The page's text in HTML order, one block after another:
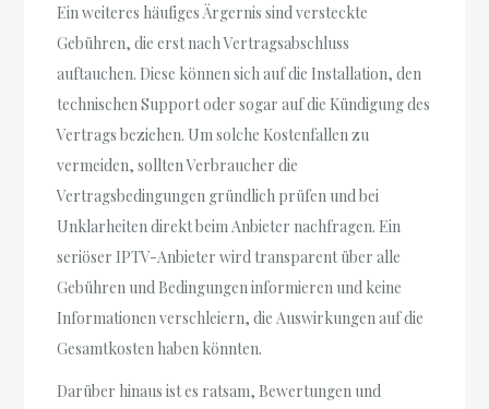
Ein weiteres häufiges Ärgernis sind versteckte
Gebühren, die erst nach Vertragsabschluss
auftauchen. Diese können sich auf die Installation, den
technischen Support oder sogar auf die Kündigung des
Vertrags beziehen. Um solche Kostenfallen zu
vermeiden, sollten Verbraucher die
Vertragsbedingungen gründlich prüfen und bei
Unklarheiten direkt beim Anbieter nachfragen. Ein
seriöser IPTV-Anbieter wird transparent über alle
Gebühren und Bedingungen informieren und keine
Informationen verschleiern, die Auswirkungen auf die
Gesamtkosten haben könnten.
Darüber hinaus ist es ratsam, Bewertungen und